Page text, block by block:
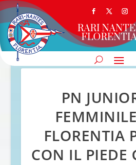
RARI
PN
FLORENTIA
CON IL PIEDE